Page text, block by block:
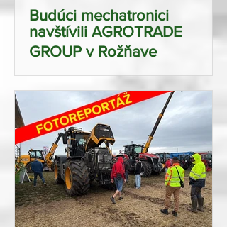
Budúci mechatronici
navštívili AGROTRADE
GROUP v Rožňave